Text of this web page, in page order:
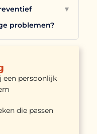
problemen?
▼
een persoonlijk
die passen